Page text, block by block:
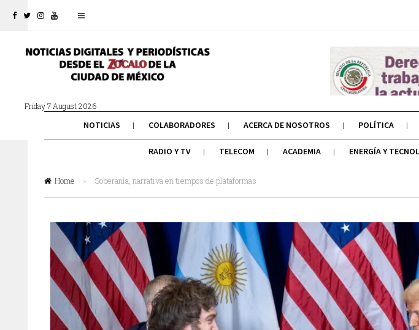
Friday 7 August 2026
NOTICIAS COLABORADORES ACERCA DE NOSOTROS POLÍTICA
RADIO Y TV TELECOM ACADEMIA ENERGÍA Y
Home » Soberanía, narrativa en tiempos de plataformas